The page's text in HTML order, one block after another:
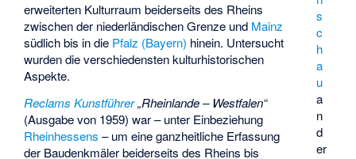
s
c
h
a
u
a
n
d
er
erweiterten Kulturraum beiderseits des Rheins
zwischen der niederländischen Grenze und Mainz
südlich bis in die Pfalz (Bayern) hinein. Untersucht
wurden die verschiedensten kulturhistorischen
Aspekte.
Reclams Kunstführer„Rheinlande – Westfalen“
(Ausgabe von 1959) war – unter Einbeziehung
Rheinhessens – um eine ganzheitliche Erfassung
der Baudenkmäler beiderseits des Rheins bis